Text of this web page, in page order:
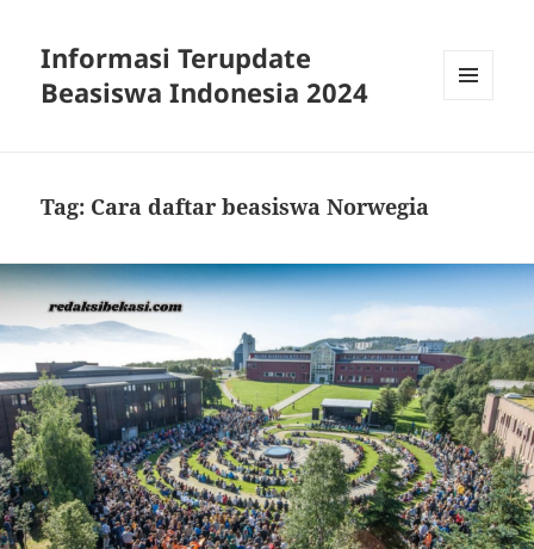
Informasi Terupdate
Beasiswa Indonesia 2024
Tag: Cara daftar beasiswa Norwegia